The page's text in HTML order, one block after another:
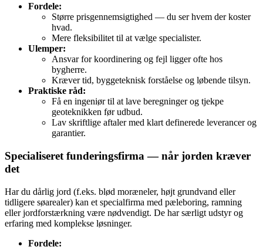
Fordele:
Større prisgennemsigtighed — du ser hvem der koster
hvad.
Mere fleksibilitet til at vælge specialister.
Ulemper:
Ansvar for koordinering og fejl ligger ofte hos
bygherre.
Kræver tid, byggeteknisk forståelse og løbende tilsyn.
Praktiske råd:
Få en ingeniør til at lave beregninger og tjekpe
geoteknikken før udbud.
Lav skriftlige aftaler med klart definerede leverancer og
garantier.
Specialiseret funderingsfirma — når jorden kræver
det
Har du dårlig jord (f.eks. blød moræneler, højt grundvand eller
tidligere søarealer) kan et specialfirma med pæleboring, ramning
eller jordforstærkning være nødvendigt. De har særligt udstyr og
erfaring med komplekse løsninger.
Fordele: